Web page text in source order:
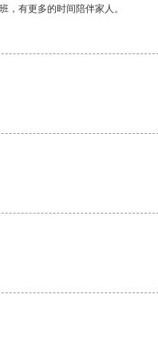
有更多的时间陪伴家人。